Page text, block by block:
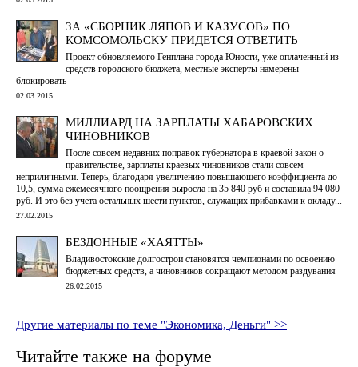
ЗА «СБОРНИК ЛЯПОВ И КАЗУСОВ» ПО
КОМСОМОЛЬСКУ ПРИДЕТСЯ ОТВЕТИТЬ
Проект обновляемого Генплана города Юности, уже оплаченный из
средств городского бюджета, местные эксперты намерены
блокировать
02.03.2015
МИЛЛИАРД НА ЗАРПЛАТЫ ХАБАРОВСКИХ
ЧИНОВНИКОВ
После совсем недавних поправок губернатора в краевой закон о
правительстве, зарплаты краевых чиновников стали совсем
неприличными. Теперь, благодаря увеличению повышающего коэффициента до
10,5, сумма ежемесячного поощрения выросла на 35 840 руб и составила 94 080
руб. И это без учета остальных шести пунктов, служащих прибавками к окладу...
27.02.2015
БЕЗДОННЫЕ «ХАЯТТЫ»
Владивостокские долгострои становятся чемпионами по освоению
бюджетных средств, а чиновников сокращают методом раздувания
26.02.2015
Другие материалы по теме "Экономика, Деньги" >>
Читайте также на форуме